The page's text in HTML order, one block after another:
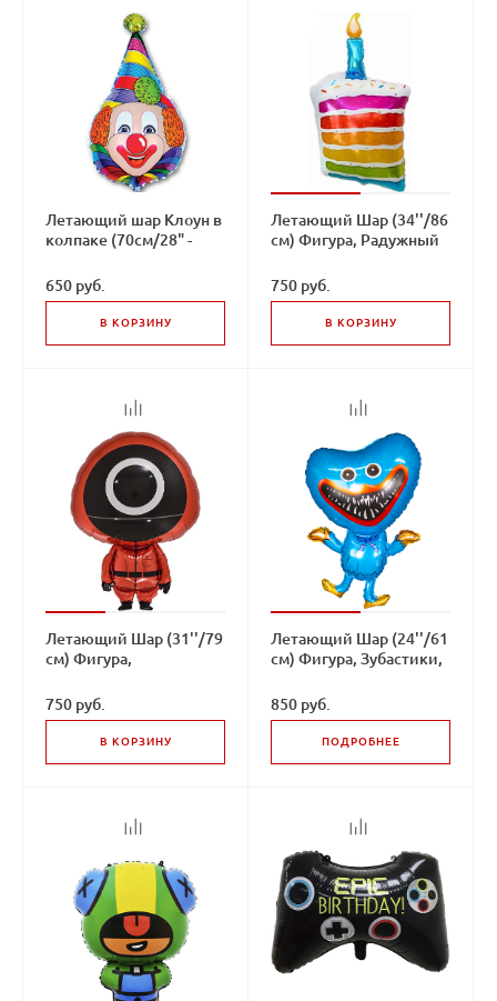
Летающий шар Клоун в
колпаке (70см/28" -
650 руб.
В КОРЗИНУ
Летающий Шар (34''/86
см) Фигура, Радужный
750 руб.
В КОРЗИНУ
Летающий Шар (31''/79
см) Фигура,
креветку, Круг,
Красный
750 руб.
В КОРЗИНУ
Летающий Шар (24''/61
см) Фигура, Зубастики,
850 руб.
ПОДРОБНЕЕ